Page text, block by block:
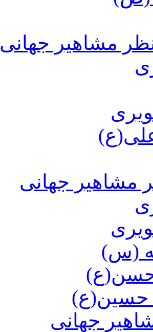
مشاهیر جهانی
مشاهیر جهانی
(س)
حسن(ع)
حسین(ع)
جهانی